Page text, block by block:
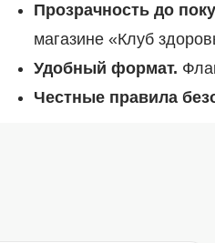
Прозрачность до
магазине «Клуб
Удобный формат.
Честные правила